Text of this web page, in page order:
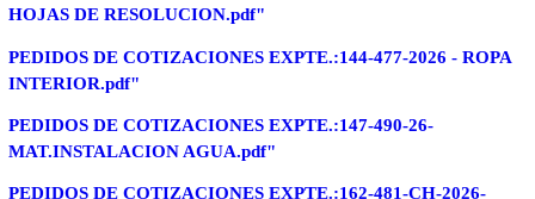
HOJAS DE RESOLUCION.pdf"
PEDIDOS DE COTIZACIONES EXPTE.:144-477-2026 - ROPA
INTERIOR.pdf"
PEDIDOS DE COTIZACIONES EXPTE.:147-490-26-
MAT.INSTALACION AGUA.pdf"
PEDIDOS DE COTIZACIONES EXPTE.:162-481-CH-2026-